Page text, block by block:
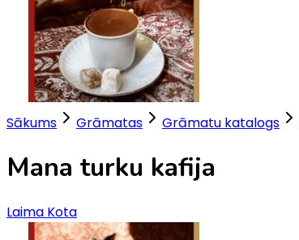
Sākums Grāmatas Grāmatu katalogs
Mana turku kafija
Laima Kota